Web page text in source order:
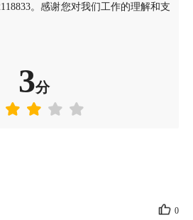
。感谢您对我们工作的理解和支
3分
0